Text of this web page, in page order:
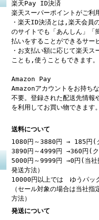
楽天Pay ID決済
楽天スーパーポイントがご利
・楽天ID決済とは,楽天会員
のサイトでも「あんしん」「
払いをすることができるサー
・お支払い額に応じて楽天ス
ことも,使うこともできます。
Amazon Pay
Amazonアカウントをお持ち
不要。登録された配送先情報
を利用してお買い物できます。
送料について
1080円～3880円 → 185円(
3890円～4999円 →360円(ク
5000円～9999円 →0円(当社
発送方法）
10000円以上では ゆうパッ
（セール対象の場合は当社
方法）
発送について